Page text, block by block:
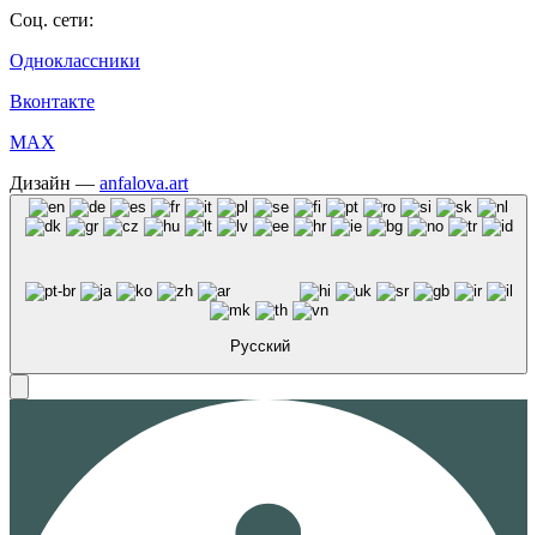
Соц. сети:
Одноклассники
Вконтакте
MAX
Дизайн — anfalova.art
Русский